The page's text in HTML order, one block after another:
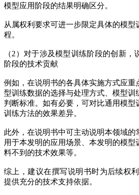
模型应用阶段的结果明确区分。
从属权利要求可进一步限定具体的模
程。
（2）对于涉及模型训练阶段的创新，
阶段的技术贡献
例如，在说明书的各具体实施方式应重
型训练数据的选择与处理方式、模型训
判断标准。如有必要，可对比通用模型
训练方法的效果差异。
此外，在说明书中可主动说明本领域的
用于本发明的应用场景、本发明的模型
料不到的技术效果等。
综上，建议在撰写说明书时为后续权
提供充分的技术支持依据。